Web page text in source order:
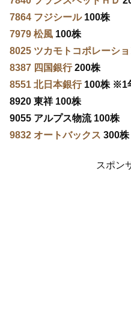
7864 フジシール100株
7979 松風 100株
8025 ツカモトコポレーシ
8387 四国銀行200株
8551 北日本銀行100株 ※1
8920 東祥 100株
9055 アルプス物流 100株
9832 オートバックス 300
スポン